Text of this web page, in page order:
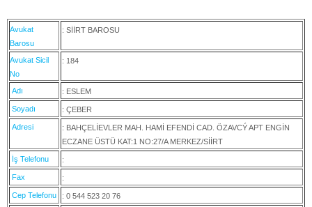
Avukat
Barosu
: SİİRT BAROSU
Avukat Sicil
No
: 184
Adı : ESLEM
Soyadı : ÇEBER
Adresi
: BAHÇELİEVLER MAH. HAMİ EFENDİ CAD. ÖZAVCÝ APT ENGİN
ECZANE ÜSTÜ KAT:1 NO:27/A MERKEZ/SİİRT
İş Telefonu :
Fax :
Cep Telefonu : 0 544 523 20 76